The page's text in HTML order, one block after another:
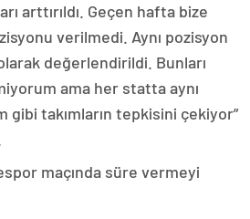
arttırıldı. Geçen hafta bize
verilmedi. Aynı pozisyon
değerlendirildi. Bunları
ama her statta aynı
gibi takımların tepkisini çekiyor”
maçında süre vermeyi